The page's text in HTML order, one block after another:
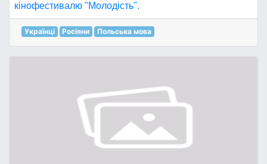
кінофестивалю "Молодість".
Українці Росіяни Польська мова